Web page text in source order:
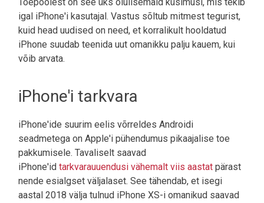
igal iPhone'i kasutajal. Vastus sõltub mitmest tegurist,
kuid head uudised on need, et korralikult hooldatud
iPhone suudab teenida uut omanikku palju kauem, kui
võib arvata.
iPhone'i tarkvara
iPhone'ide suurim eelis võrreldes Androidi
seadmetega on Apple'i pühendumus pikaajalise toe
pakkumisele. Tavaliselt saavad
iPhone'id tarkvarauuendusi vähemalt viis aastat pärast
nende esialgset väljalaset. See tähendab, et isegi
aastal 2018 välja tulnud iPhone XS-i omanikud saavad